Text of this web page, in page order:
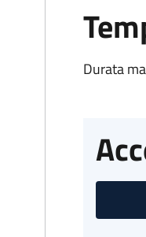
Durata